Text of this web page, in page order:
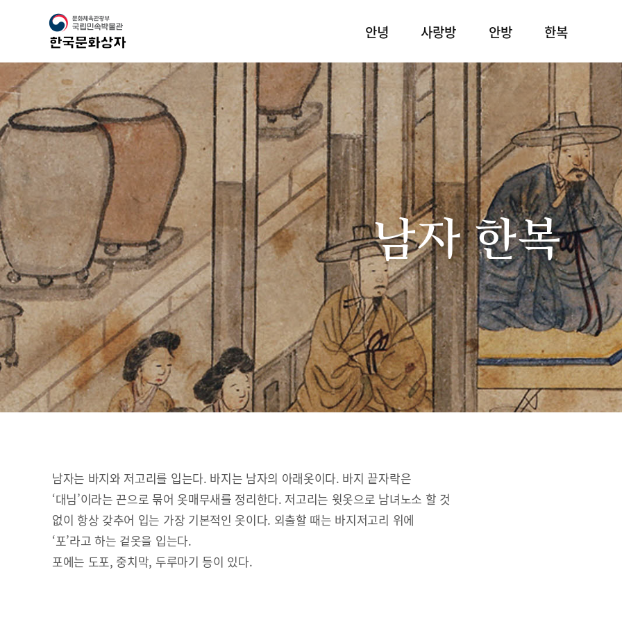
안녕 사랑방 안방 한복
남자 한복
남자는 바지와 저고리를 입는다. 바지는 남자의 아래옷이다. 바지 끝자락은
‘대님’이라는 끈으로 묶어 옷매무새를 정리한다. 저고리는 윗옷으로 남녀노소 할 것
없이 항상 갖추어 입는 가장 기본적인 옷이다. 외출할 때는 바지저고리 위에
‘포’라고 하는 겉옷을 입는다.
포에는 도포, 중치막, 두루마기 등이 있다.